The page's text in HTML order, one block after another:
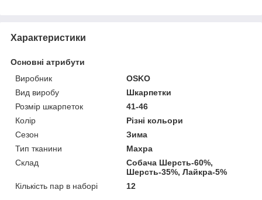
Характеристики
Основні атрибути
Виробник
OSKO
Вид виробу
Шкарпетки
Розмір шкарпеток
41-46
Колір
Різні кольори
Сезон
Зима
Тип тканини
Махра
Склад
Собача Шерсть-60%,
Шерсть-35%, Лайкра-5%
Кількість пар в наборі
12